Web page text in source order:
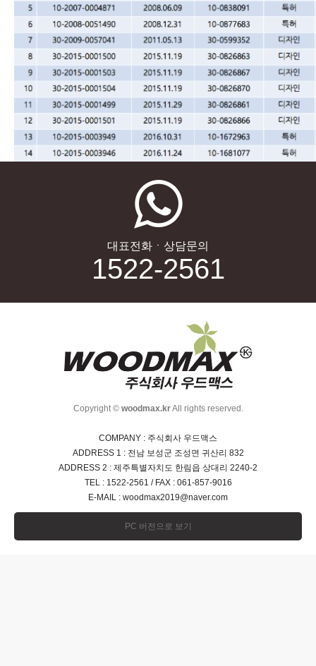
대표전화ㆍ상담문의
1522-2561
Copyright © woodmax.krAll rights reserved.
COMPANY : 주식회사 우드맥스
ADDRESS 1 : 전남 보성군 조성면 귀산리 832
ADDRESS 2 : 제주특별자치도 한림읍 상대리 2240-2
TEL : 1522-2561 / FAX : 061-857-9016
E-MAIL : woodmax2019@naver.com
PC 버전으로 보기